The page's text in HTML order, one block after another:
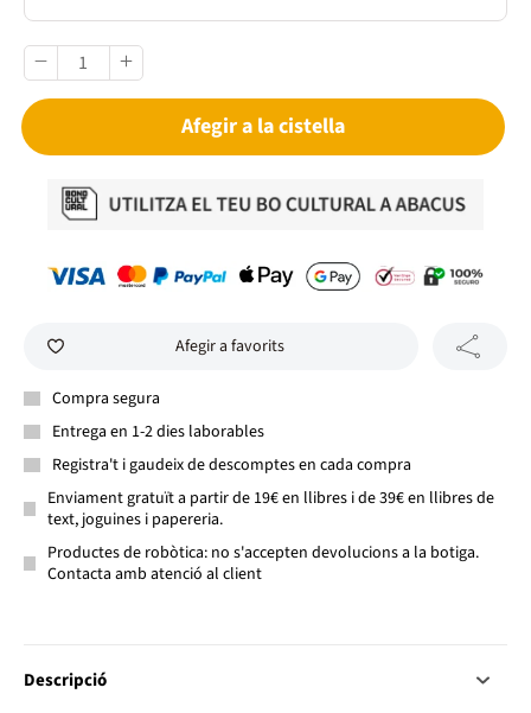
Afegir a la cistella
Afegir a favorits
Compra segura
Entrega en 1-2 dies laborables
Registra't i gaudeix de descomptes en cada compra
Enviament gratuït a partir de 19€ en llibres i de 39€ en llibres de
text, joguines i papereria.
Productes de robòtica: no s'accepten devolucions a la botiga.
Contacta amb atenció al client
Descripció